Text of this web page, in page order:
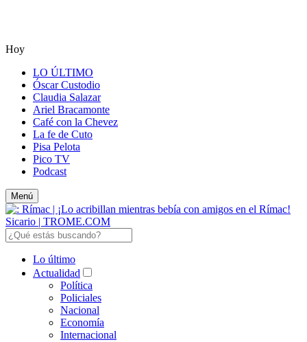
Hoy
LO ÚLTIMO
Óscar Custodio
Claudia Salazar
Ariel Bracamonte
Café con la Chevez
La fe de Cuto
Pisa Pelota
Pico TV
Podcast
Menú
Lo último
Actualidad
Política
Policiales
Nacional
Economía
Internacional